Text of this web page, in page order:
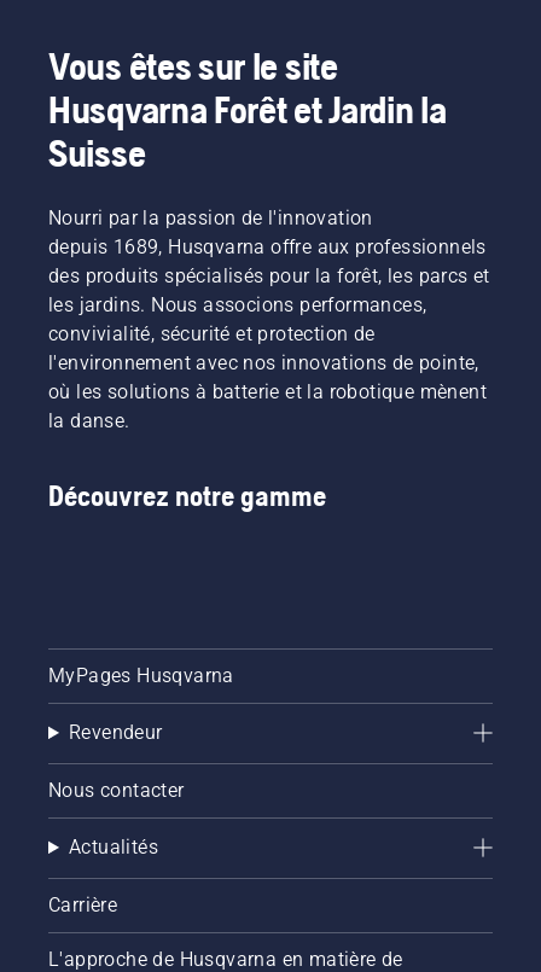
Vous êtes sur le site
Husqvarna Forêt et Jardin la
Suisse
Nourri par la passion de l'innovation
depuis 1689, Husqvarna offre aux professionnels
des produits spécialisés pour la forêt, les parcs et
les jardins. Nous associons performances,
convivialité, sécurité et protection de
l'environnement avec nos innovations de pointe,
où les solutions à batterie et la robotique mènent
la danse.
Découvrez notre gamme
MyPages Husqvarna
Revendeur
Nous contacter
Actualités
Carrière
L'approche de Husqvarna en matière de